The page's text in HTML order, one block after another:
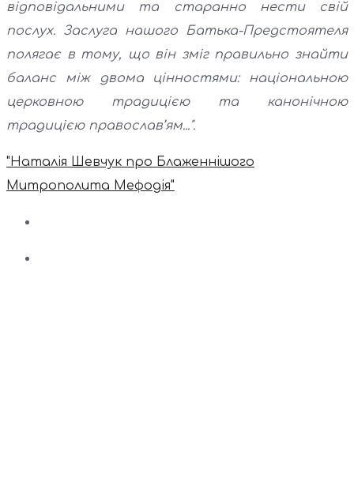
відповідальними та старанно нести свій
послух. Заслуга нашого Батька-Предстоятеля
полягає в тому, що він зміг правильно знайти
баланс між двома цінностями: національною
церковною традицією та канонічною
традицією православ’ям...".
"Наталія Шевчук про Блаженнішого
Митрополита Мефодія"